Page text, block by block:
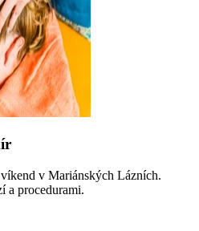
v Mariánských Lázních.
a procedurami.